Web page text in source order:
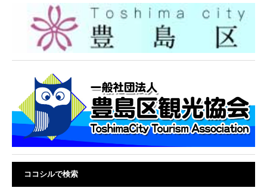
ココシルで検索